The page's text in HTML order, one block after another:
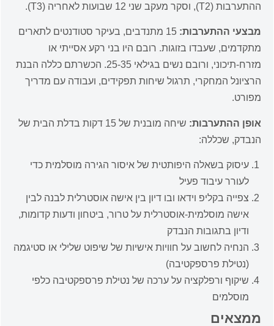
ההתערבות (T2), וסקר מעקב שני 12 שבועות לאחריה (T3).
מבצעי ההתערבות:
15 מתנדבים, בעיקר סטודנטים לתארים
מתקדמים, שעבדו בזוגות. רובם היו בני רקע אסייתי או
מזרח-תיכוני, ורובם נשים בגילאי 25-35. הכשרתם כללה הבנת
הרציונל המחקרי, תרגול שיחות תפקידים, ועבודה עם מדריך
מפורט.
אופן ההתערבות:
שיחה מובנית של 15 דקות בדלת הבית של
הנבדק, שכללה:
עיסוק בשאלה היפותטית של איסור הגירה מוסלמית כדי
לעורר עיבוד פעיל
צפייה בקליפ וידאו ובו דיון בין אישה אוסטרלית לבנה לבין
אישה מוסלמית-אוסטרלית על טרור, ביטחון ודעות קדומות,
ודיון בתגובות הנבדק
הנחיה לחשוב על חוויות אישיות של שיפוט שלילי או סטיגמה
(נטילת פרספקטיבה)
שיקוף ורפלקציה על ערכה של נטילת פרספקטיבה כלפי
מוסלמים
ממצאים